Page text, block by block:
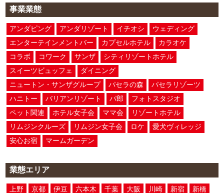
事業業態
アンダピング アンダリゾート イチオシ
ウェディング
エンターテインメントバー
カプセルホテル
カラオケ
コラボ
コワーク サンザ
シティリゾートホテル
スイーツビュッフェ
ダイニング
ニュートン・サンザグループ
パセラの森
パセラリゾーツ
ハニトー
バリアンリゾート パ郎
フォトスタジオ
ペット関連
ホテル女子会 ママ会
リゾートホテル
リムジンクルーズ
リムジン女子会 ロケ
愛犬ヴィレッジ
安心お宿
マームガーデン
業態エリア
上野 京都 伊豆 六本木 千葉 大阪 川崎 新宿
新橋